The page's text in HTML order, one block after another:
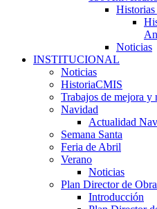
Noticias
INSTITUCIONAL
Noticias
HistoriaCMIS
Trabajos de mejora y
Navidad
Actualidad
Semana Santa
Feria de Abril
Verano
Noticias
Plan Director de
Introducción